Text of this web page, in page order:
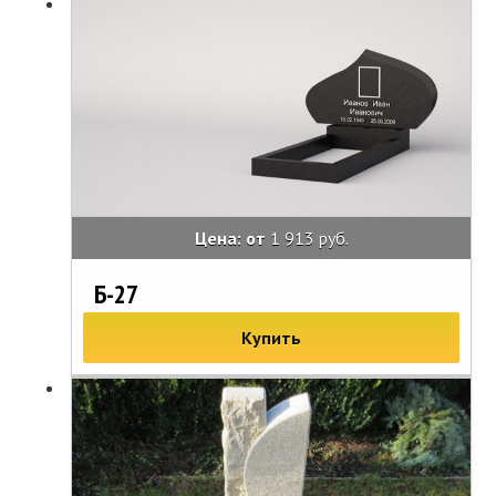
Цена: от 1 913 руб.
Б-27
Купить